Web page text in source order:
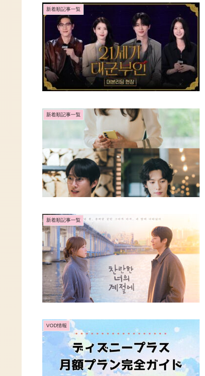
新着順記事一覧
新着順記事一覧
新着順記事一覧
VOD情報